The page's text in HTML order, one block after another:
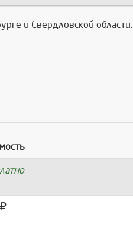
и Свердловской области.